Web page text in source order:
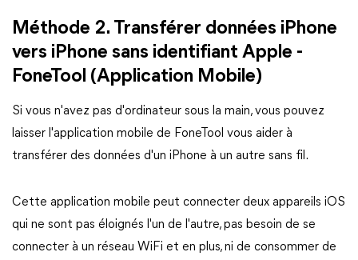
Méthode 2. Transférer données iPhone
vers iPhone sans identifiant Apple -
FoneTool (Application Mobile)
Si vous n'avez pas d'ordinateur sous la main, vous pouvez
laisser l'application mobile de FoneTool vous aider à
transférer des données d'un iPhone à un autre sans fil.
Cette application mobile peut connecter deux appareils iOS
qui ne sont pas éloignés l'un de l'autre, pas besoin de se
connecter à un réseau WiFi et en plus, ni de consommer de